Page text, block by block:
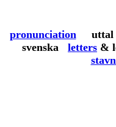
pronunciationuttal
svenska letters &